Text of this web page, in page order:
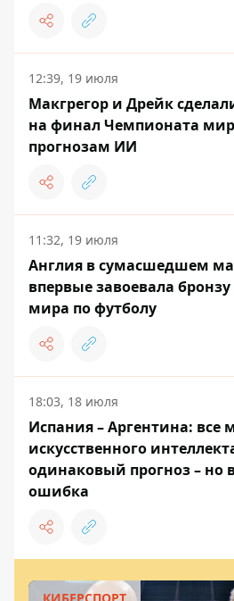
12:39, 19 июля
Макгрегор и Дрейк
на финал Чемпионата
прогнозам ИИ
11:32, 19 июля
Англия в сумасшедшем
впервые завоевала
мира по футболу
18:03, 18 июля
Испания – Аргентина: все
искусственного
одинаковый прогноз – но
ошибка